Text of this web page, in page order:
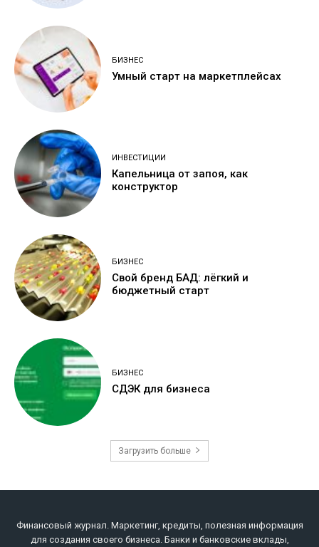
БИЗНЕС
Умный старт на маркетплейсах
ИНВЕСТИЦИИ
Капельница от запоя, как
конструктор
БИЗНЕС
Свой бренд БАД: лёгкий и
бюджетный старт
БИЗНЕС
СДЭК для бизнеса
Загрузить больше
Финансовый журнал. Маркетинг, кредиты, полезная информация
для создания своего бизнеса. Банки и банковские вклады,